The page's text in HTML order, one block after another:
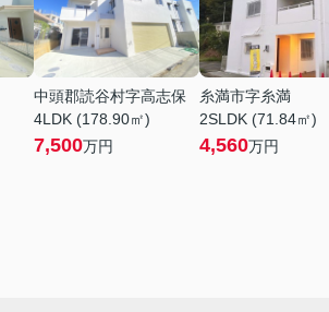
中頭郡読谷村字高志保
4LDK (178.90㎡)
7,500万円
糸満市字糸満
2SLDK (71.84㎡)
4,560万円